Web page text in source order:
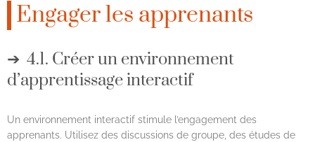
Engager les apprenants
4.1. Créer un environnement
d’apprentissage interactif
Un environnement interactif stimule l’engagement des
apprenants. Utilisez des discussions de groupe, des études de